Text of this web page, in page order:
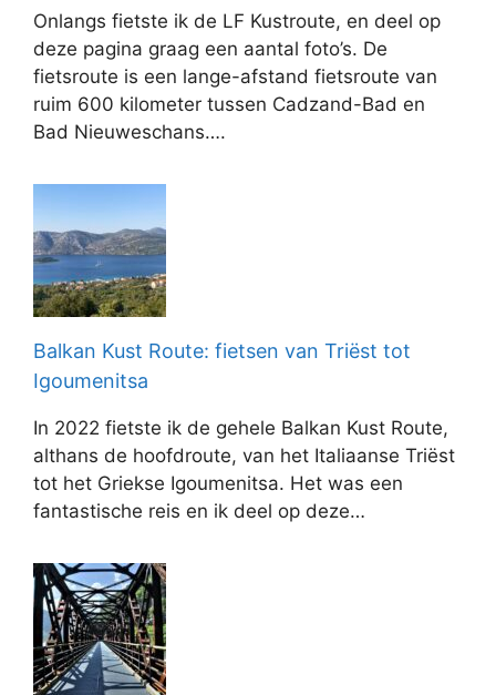
Onlangs fietste ik de LF Kustroute, en deel op
deze pagina graag een aantal foto’s. De
fietsroute is een lange-afstand fietsroute van
ruim 600 kilometer tussen Cadzand-Bad en
Bad Nieuweschans….
Balkan Kust Route: fietsen van Triëst tot
Igoumenitsa
In 2022 fietste ik de gehele Balkan Kust Route,
althans de hoofdroute, van het Italiaanse Triëst
tot het Griekse Igoumenitsa. Het was een
fantastische reis en ik deel op deze…